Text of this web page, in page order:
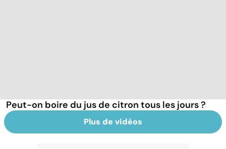
Peut-on boire du jus de citron tous les jours ?
Plus de vidéos